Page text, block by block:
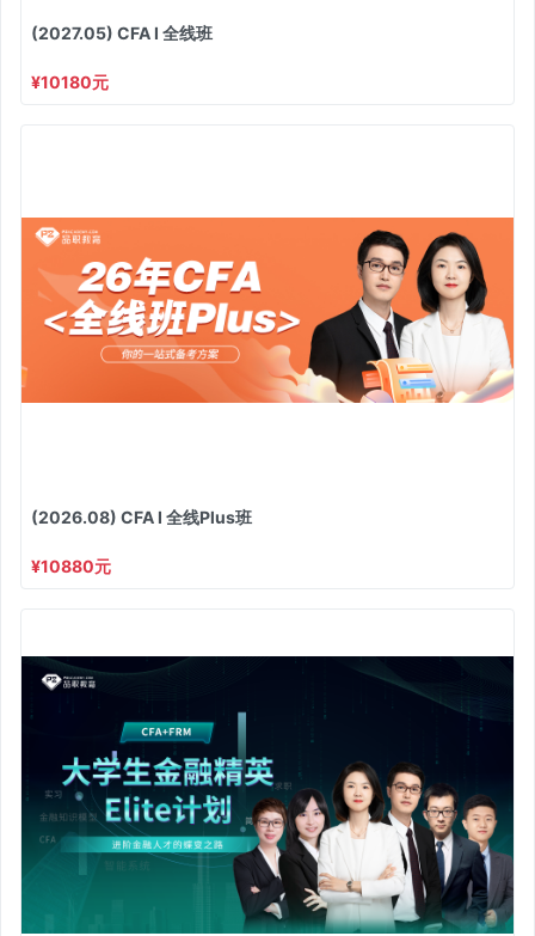
(2027.05) CFA I 全线班
¥10180元
(2026.08) CFA I 全线Plus班
¥10880元